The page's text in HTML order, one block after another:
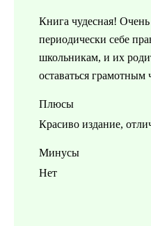
Книга чудесная!
периодически себе
школьникам, и их
оставаться грамотным
Плюсы
Красиво издание,
Минусы
Нет